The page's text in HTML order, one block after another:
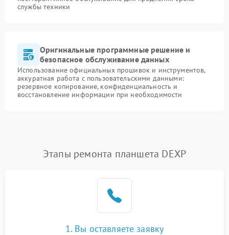
службы техники
Оригинальные программные решение и
безопасное обслуживание данных
Использование официальных прошивок и инструментов,
аккуратная работа с пользовательскими данными:
резервное копирование, конфиденциальность и
восстановление информации при необходимости
Этапы ремонта планшета DEXP
1. Вы оставляете заявку